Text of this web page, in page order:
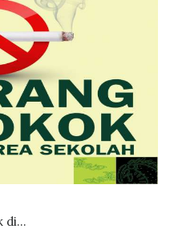
di...